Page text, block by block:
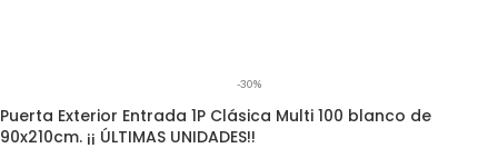
-30%
Puerta Exterior Entrada 1P Clásica Multi 100 blanco de
90x210cm. ¡¡ ÚLTIMAS UNIDADES!!